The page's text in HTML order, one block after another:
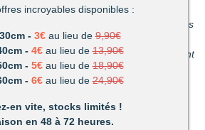
:rien n’est plus satisfaisant que le
chose d’harmonieux de ses propres
et les adultes :facile à utiliser, ils sont
les adultes. C’est un passe-temps
famille. (Nous recommandons nos kits
de plus de 6 ans.)
incroyables disponibles :
- 3€au lieu de9,90€
- 4€ au lieu de 13,90€
- 5€ au lieu de18,90€
- 6€ au lieu de 24,90€
en vite, stocks limités !
en 48 à 72 heures.